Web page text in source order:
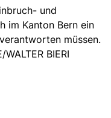
und
im Kanton Bern ein
müssen.
BIERI